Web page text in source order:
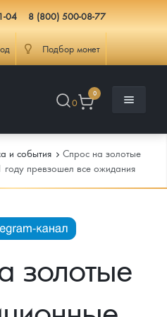
04 8 (800) 500-08-77
Подбор монет
0
0
и события
Спрос на золотые
превзошел все ожидания
золотые